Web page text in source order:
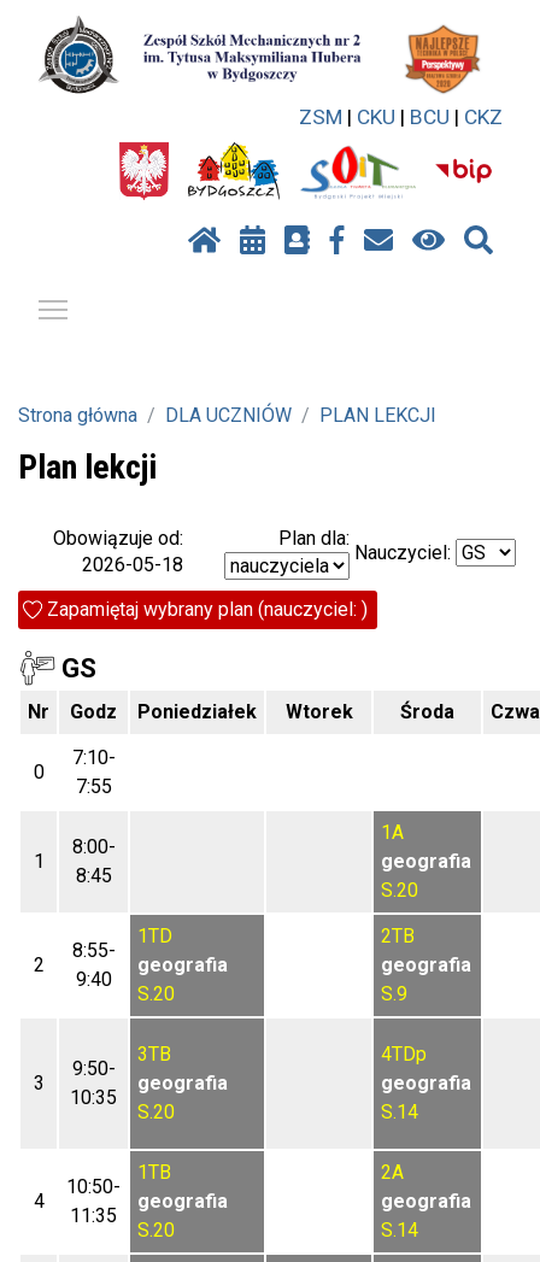
ZSM | CKU | BCU | CKZ
Strona główna DLA UCZNIÓW PLAN LEKCJI
Plan lekcji
Obowiązuje od:
2026-05-18
Plan dla:
Nauczyciel:
Zapamiętaj wybrany plan (nauczyciel: )
GS
Nr Godz Poniedziałek Wtorek Środa
0
7:10-
7:55
1
8:00-
8:45
1A
geografia
S.20
2
8:55-
9:40
1TD
geografia
S.20
2TB
geografia
S.9
3
9:50-
10:35
3TB
geografia
S.20
4TDp
geografia
S.14
4
10:50-
11:35
1TB
geografia
S.20
2A
geografia
S.14